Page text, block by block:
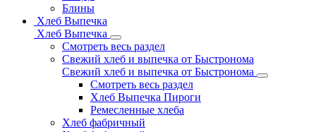
Блины
Хлеб Выпечка
Хлеб Выпечка
Смотреть весь раздел
Свежий хлеб и выпечка от Быстронома
Свежий хлеб и выпечка от Быстронома
Смотреть весь раздел
Хлеб Выпечка Пироги
Ремесленные хлеба
Хлеб фабричный